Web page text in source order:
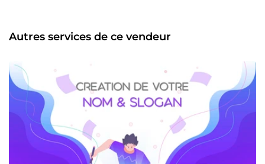
Site Web one-page, site vitrine, blog &amp; e-commerce,
maintenance, mise à jour, sécurité ... =&gt; 👁 Graphisme :
Flyers, Dépliant, Brochure, Goodies, Bannières, Mockup, ...
=&gt; 🗨 Social Média : Création de vos Posts, Stories, Image
de couverture, ... de vos Réseaux Sociaux. CE QUE JE PEUX
VOUS APPORTER ? =&gt; 👩‍🎓 16 années de savoir-faire
dans : La Communication, le Graphisme, le Webdesign
&amp; le Marketing, auprès de sociétés de services,
d'entrepreneurs et de grandes marques comme le Journal
parisien « Les Échos ». =&gt; 💬 Des conseils adaptés à vos
besoins sans aucun engagement ! =&gt; ☝ Un seul
Autres services de ce vendeur